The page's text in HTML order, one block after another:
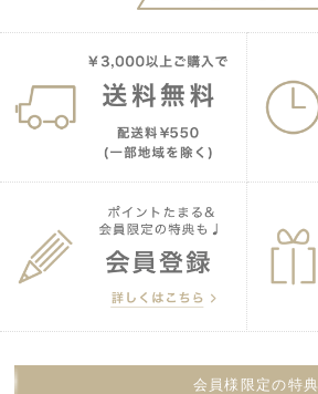
会員様限定の特典